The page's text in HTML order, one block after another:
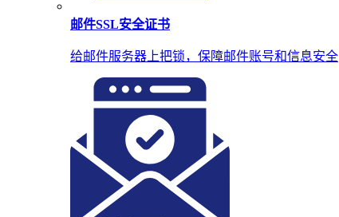
邮件SSL安全证书
给邮件服务器上把锁，保障邮件账号和信息安全